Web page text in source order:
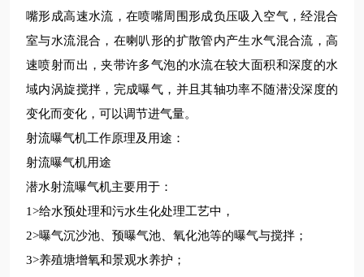
嘴形成高速水流，在喷嘴周围形成负压吸入空气，经混合
室与水流混合，在喇叭形的扩散管内产生水气混合流，高
速喷射而出，夹带许多气泡的水流在较大面积和深度的水
域内涡旋搅拌，完成曝气，并且其轴功率不随潜没深度的
变化而变化，可以调节进气量。
射流曝气机工作原理及用途：
射流曝气机用途
潜水射流曝气机主要用于：
1>给水预处理和污水生化处理工艺中，
2>曝气沉沙池、预曝气池、氧化池等的曝气与搅拌；
3>养殖塘增氧和景观水养护；